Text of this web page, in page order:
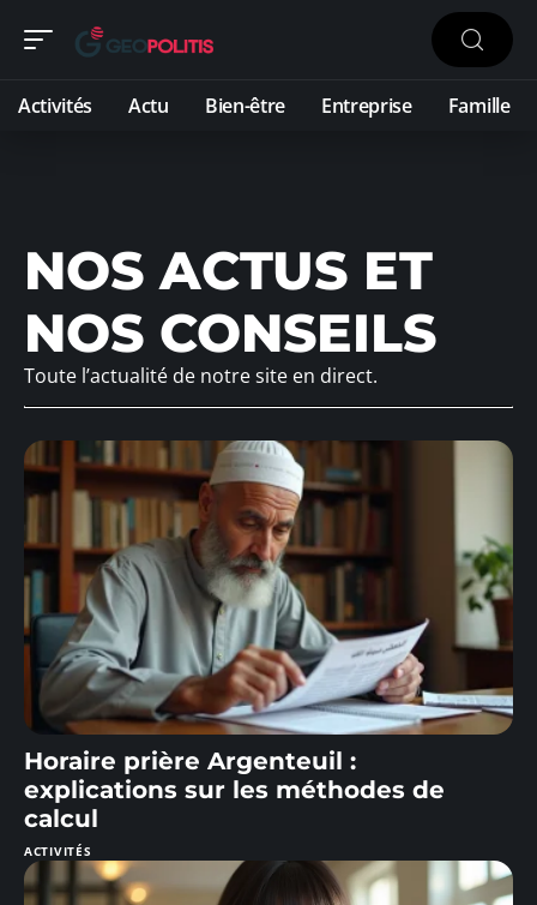
Activités Actu Bien-être Entreprise Famille
NOS ACTUS ET
NOS CONSEILS
Toute l’actualité de notre site en direct.
Horaire prière Argenteuil :
explications sur les méthodes de
calcul
ACTIVITÉS